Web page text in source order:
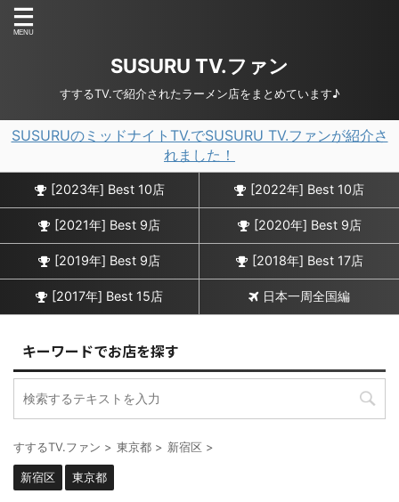
SUSURU TV.ファン
すするTV.で紹介されたラーメン店をまとめています♪
SUSURUのミッドナイトTV.でSUSURU TV.ファンが紹介さ
れました！
[2023年] Best 10店 [2022年] Best 10店
[2021年] Best 9店 [2020年] Best 9店
[2019年] Best 9店 [2018年] Best 17店
[2017年] Best 15店 日本一周全国編
キーワードでお店を探す
すするTV.ファン > 東京都 > 新宿区 >
新宿区 東京都